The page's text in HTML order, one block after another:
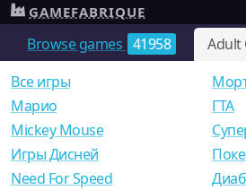
Browse games 41958 Adult
GAMEFABRIQUE
Все игры
Mарио
Mickey Mouse
Игры Дисней
Need For Speed
ГТА